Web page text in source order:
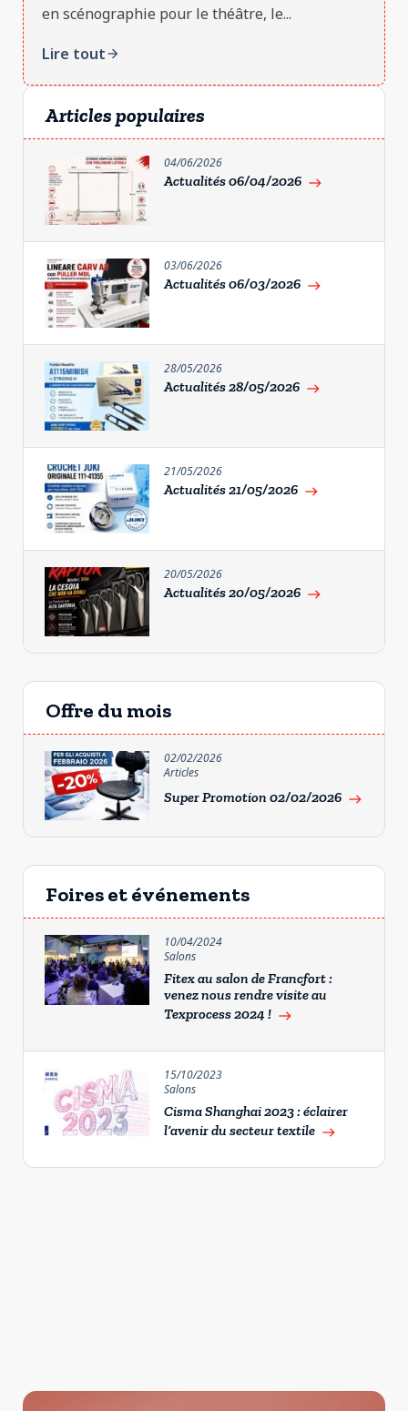
en scénographie pour le théâtre, le...
Lire toutarrow_forward
Articles populaires
04/06/2026
Actualités 06/04/2026 east
03/06/2026
Actualités 06/03/2026 east
28/05/2026
Actualités 28/05/2026 east
21/05/2026
Actualités 21/05/2026 east
20/05/2026
Actualités 20/05/2026 east
Offre du mois
02/02/2026
Articles
Super Promotion 02/02/2026 east
Foires et événements
10/04/2024
Salons
Fitex au salon de Francfort :
venez nous rendre visite au
Texprocess 2024 ! east
15/10/2023
Salons
Cisma Shanghai 2023 : éclairer
l’avenir du secteur textile east